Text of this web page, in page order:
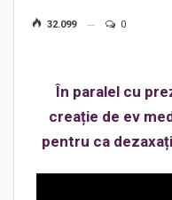
32.099 0
În paralel cu
creație de ev
pentru ca